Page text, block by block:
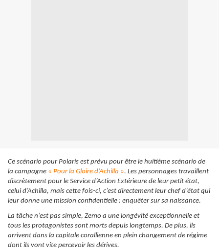
Ce scénario pour Polaris est prévu pour être le huitième scénario de
la campagne « Pour la Gloire d’Achilla ». Les personnages travaillent
discrètement pour le Service d’Action Extérieure de leur petit état,
celui d’Achilla, mais cette fois-ci, c’est directement leur chef d’état qui
leur donne une mission confidentielle : enquêter sur sa naissance.
La tâche n’est pas simple, Zemo a une longévité exceptionnelle et
tous les protagonistes sont morts depuis longtemps. De plus, ils
arrivent dans la capitale corallienne en plein changement de régime
dont ils vont vite percevoir les dérives.